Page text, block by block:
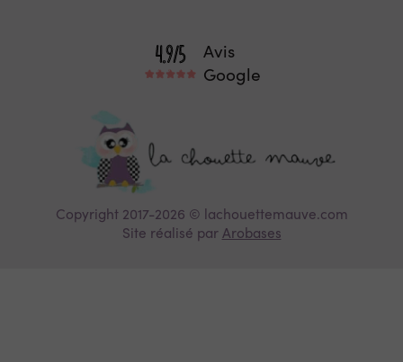
Avis
Google
Copyright 2017-2026 © lachouettemauve.com
Site réalisé par Arobases